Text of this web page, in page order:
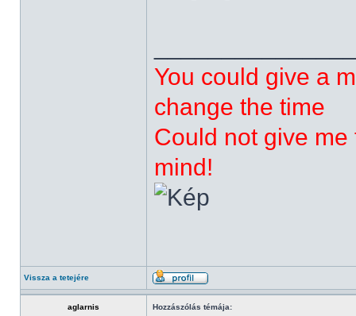
You could give a
change the time
Could not give
mind!
Vissza a tetejére
aglarnis Hozzászólás témája: